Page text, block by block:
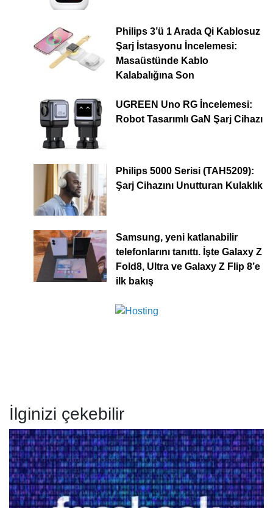
Philips 3’ü 1 Arada Qi Kablosuz
Şarj İstasyonu İncelemesi:
Masaüstünde Kablo
Kalabalığına Son
UGREEN Uno RG İncelemesi:
Robot Tasarımlı GaN Şarj Cihazı
Philips 5000 Serisi (TAH5209):
Şarj Cihazını Unutturan Kulaklık
Samsung, yeni katlanabilir
telefonlarını tanıttı. İşte Galaxy Z
Fold8, Ultra ve Galaxy Z Flip 8’e
ilk bakış
İlginizi çekebilir